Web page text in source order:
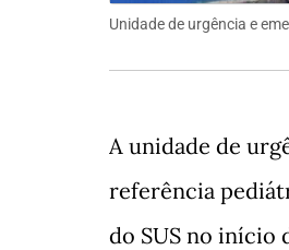
Unidade de urgência e
A unidade de
referência
do SUS no início